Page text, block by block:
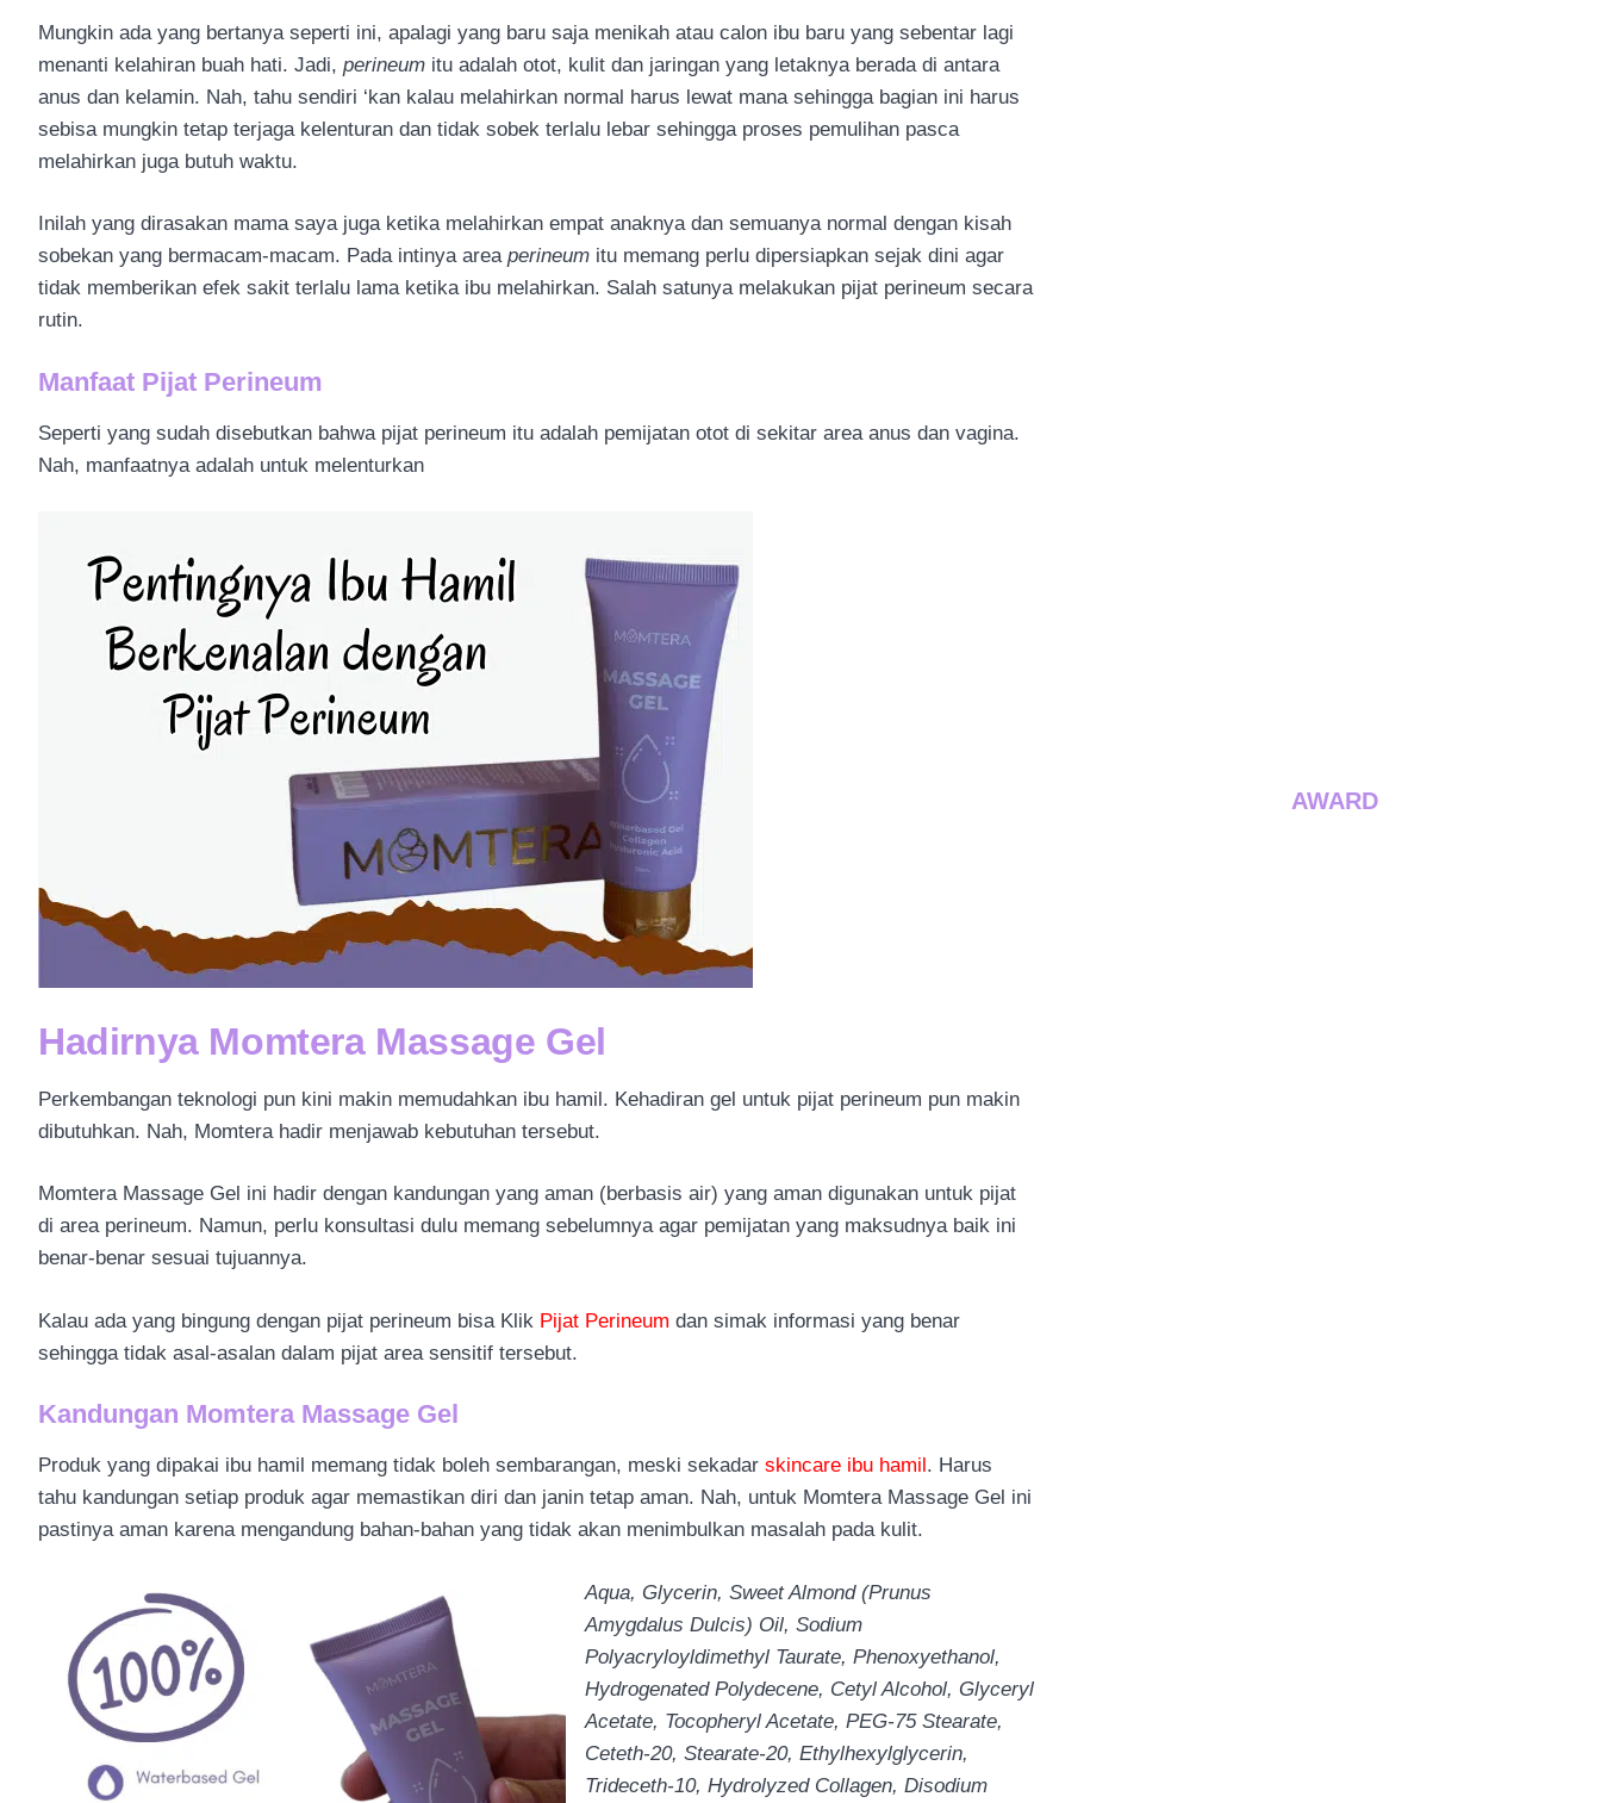
Mungkin ada yang bertanya seperti ini, apalagi yang baru saja menikah atau calon ibu baru yang sebentar lagi
menanti kelahiran buah hati. Jadi, perineum itu adalah otot, kulit dan jaringan yang letaknya berada di antara
anus dan kelamin. Nah, tahu sendiri ‘kan kalau melahirkan normal harus lewat mana sehingga bagian ini harus
sebisa mungkin tetap terjaga kelenturan dan tidak sobek terlalu lebar sehingga proses pemulihan pasca
melahirkan juga butuh waktu.
Inilah yang dirasakan mama saya juga ketika melahirkan empat anaknya dan semuanya normal dengan kisah
sobekan yang bermacam-macam. Pada intinya area perineum itu memang perlu dipersiapkan sejak dini agar
tidak memberikan efek sakit terlalu lama ketika ibu melahirkan. Salah satunya melakukan pijat perineum secara
rutin.
Manfaat Pijat Perineum
Seperti yang sudah disebutkan bahwa pijat perineum itu adalah pemijatan otot di sekitar area anus dan vagina.
Nah, manfaatnya adalah untuk melenturkan
Hadirnya Momtera Massage Gel
Perkembangan teknologi pun kini makin memudahkan ibu hamil. Kehadiran gel untuk pijat perineum pun makin
dibutuhkan. Nah, Momtera hadir menjawab kebutuhan tersebut.
Momtera Massage Gel ini hadir dengan kandungan yang aman (berbasis air) yang aman digunakan untuk pijat
di area perineum. Namun, perlu konsultasi dulu memang sebelumnya agar pemijatan yang maksudnya baik ini
benar-benar sesuai tujuannya.
Kalau ada yang bingung dengan pijat perineum bisa Klik Pijat Perineum dan simak informasi yang benar
sehingga tidak asal-asalan dalam pijat area sensitif tersebut.
Kandungan Momtera Massage Gel
Produk yang dipakai ibu hamil memang tidak boleh sembarangan, meski sekadar skincare ibu hamil . Harus
tahu kandungan setiap produk agar memastikan diri dan janin tetap aman. Nah, untuk Momtera Massage Gel ini
pastinya aman karena mengandung bahan-bahan yang tidak akan menimbulkan masalah pada kulit.
Aqua, Glycerin, Sweet Almond (Prunus
Amygdalus Dulcis) Oil, Sodium
Polyacryloyldimethyl Taurate, Phenoxyethanol,
Hydrogenated Polydecene, Cetyl Alcohol, Glyceryl
Acetate, Tocopheryl Acetate, PEG-75 Stearate,
Ceteth-20, Stearate-20, Ethylhexylglycerin,
Trideceth-10, Hydrolyzed Collagen, Disodium
AWARD